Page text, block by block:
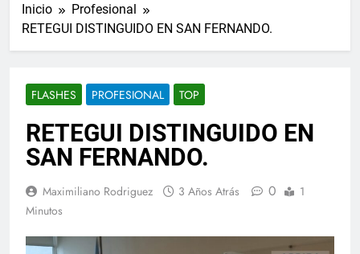
Inicio
Profesional
RETEGUI DISTINGUIDO EN SAN FERNANDO.
FLASHES PROFESIONAL TOP
RETEGUI DISTINGUIDO EN
SAN FERNANDO.
Maximiliano Rodriguez 3 Años Atrás 0
1
Minutos